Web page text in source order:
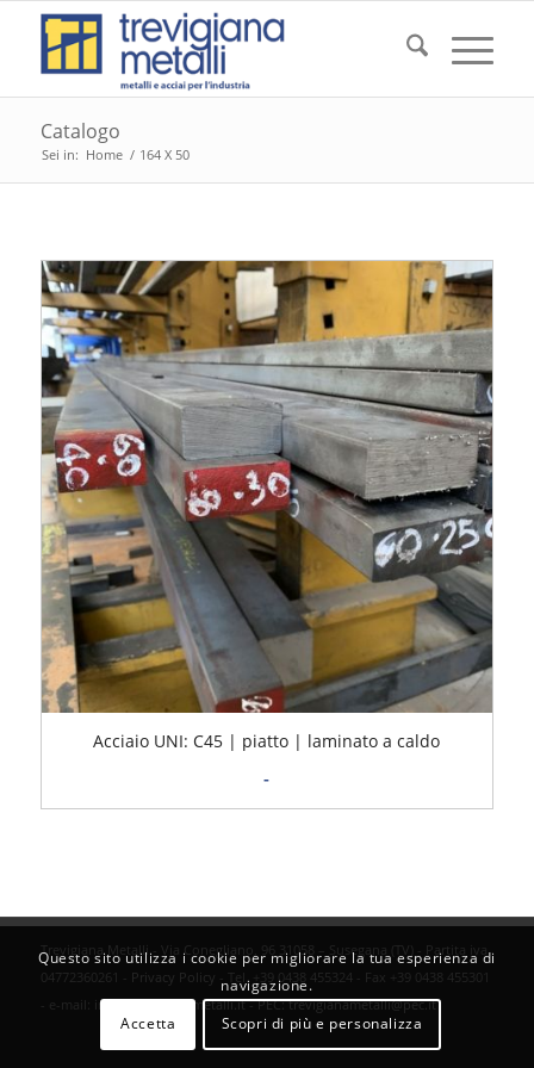
Catalogo
Sei in: Home / 164 X 50
Acciaio UNI: C45 | piatto | laminato a caldo
-Fascia
di
a
1,59€
Trevigiana Metalli - Via Conegliano, 96 31058 – Susegana (TV) - Partita iva
04772360261 - Privacy Policy - Tel. +39 0438 455324 - Fax +39 0438 455301
- e-mail: info@trevigianametalli.it- PEC:trevigianametalli@pec.it
Questo sito utilizza i cookie per migliorare la tua esperienza di
navigazione.
Accetta
Scopri di più e personalizza